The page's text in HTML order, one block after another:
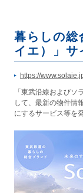
暮らしの
イエ）」サ
https://
「東武沿線およびソ
して、最新の物件情
にするサービス等を